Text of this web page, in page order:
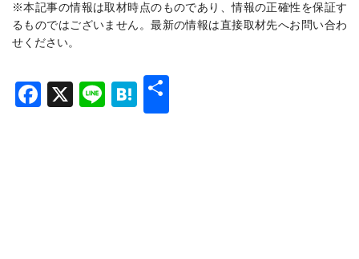
※本記事の情報は取材時点のものであり、情報の正確性を保証す
るものではございません。最新の情報は直接取材先へお問い合わ
せください。
Facebook
X LineHatena